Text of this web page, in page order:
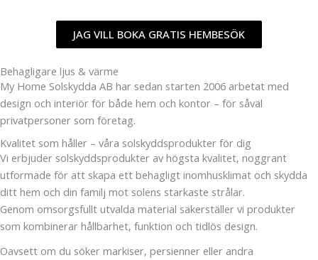
JAG VILL BOKA GRATIS HEMBESÖK
Behagligare ljus & värme
My Home Solskydda AB har sedan starten 2006 arbetat med
design och interiör för både hem och kontor – för såväl
privatpersoner som företag.
Kvalitet som håller – våra solskyddsprodukter för dig
Vi erbjuder solskyddsprodukter av högsta kvalitet, noggrant
utformade för att skapa ett behagligt inomhusklimat och skydda
ditt hem och din familj mot solens starkaste strålar.
Genom omsorgsfullt utvalda material säkerställer vi produkter
som kombinerar hållbarhet, funktion och tidlös design.
Oavsett om du söker markiser, persienner eller andra